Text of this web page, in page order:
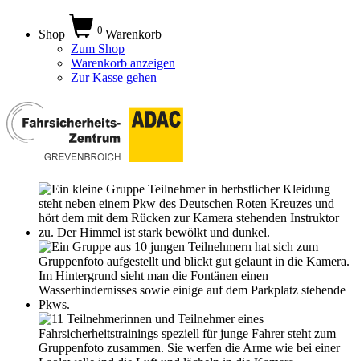
Shop 0 Warenkorb
Zum Shop
Warenkorb anzeigen
Zur Kasse gehen